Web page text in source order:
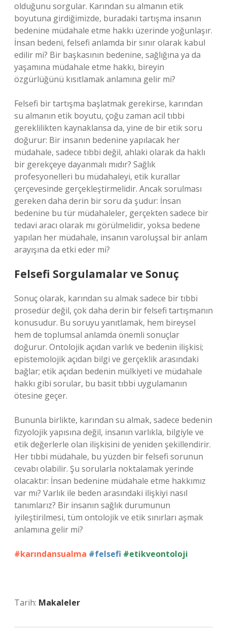
olduğunu sorgular. Karından su almanın etik
boyutuna girdiğimizde, buradaki tartışma insanın
bedenine müdahale etme hakkı üzerinde yoğunlaşır.
İnsan bedeni, felsefi anlamda bir sınır olarak kabul
edilir mi? Bir başkasının bedenine, sağlığına ya da
yaşamına müdahale etme hakkı, bireyin
özgürlüğünü kısıtlamak anlamına gelir mi?
Felsefi bir tartışma başlatmak gerekirse, karından
su almanın etik boyutu, çoğu zaman acil tıbbi
gereklilikten kaynaklansa da, yine de bir etik soru
doğurur: Bir insanın bedenine yapılacak her
müdahale, sadece tıbbi değil, ahlaki olarak da haklı
bir gerekçeye dayanmalı mıdır? Sağlık
profesyonelleri bu müdahaleyi, etik kurallar
çerçevesinde gerçekleştirmelidir. Ancak sorulması
gereken daha derin bir soru da şudur: İnsan
bedenine bu tür müdahaleler, gerçekten sadece bir
tedavi aracı olarak mı görülmelidir, yoksa bedene
yapılan her müdahale, insanın varoluşsal bir anlam
arayışına da etki eder mi?
Felsefi Sorgulamalar ve Sonuç
Sonuç olarak, karından su almak sadece bir tıbbi
prosedür değil, çok daha derin bir felsefi tartışmanın
konusudur. Bu soruyu yanıtlamak, hem bireysel
hem de toplumsal anlamda önemli sonuçlar
doğurur. Ontolojik açıdan varlık ve bedenin ilişkisi;
epistemolojik açıdan bilgi ve gerçeklik arasındaki
bağlar; etik açıdan bedenin mülkiyeti ve müdahale
hakkı gibi sorular, bu basit tıbbi uygulamanın
ötesine geçer.
Bununla birlikte, karından su almak, sadece bedenin
fizyolojik yapısına değil, insanın varlıkla, bilgiyle ve
etik değerlerle olan ilişkisini de yeniden şekillendirir.
Her tıbbi müdahale, bu yüzden bir felsefi sorunun
cevabı olabilir. Şu sorularla noktalamak yerinde
olacaktır: İnsan bedenine müdahale etme hakkımız
var mı? Varlık ile beden arasındaki ilişkiyi nasıl
tanımlarız? Bir insanın sağlık durumunun
iyileştirilmesi, tüm ontolojik ve etik sınırları aşmak
anlamına gelir mi?
#karındansualma #felsefi #etikveontoloji
Tarih: Makaleler